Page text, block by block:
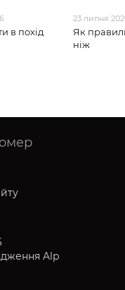
в похід
23 липня
Як
ніж
Alp